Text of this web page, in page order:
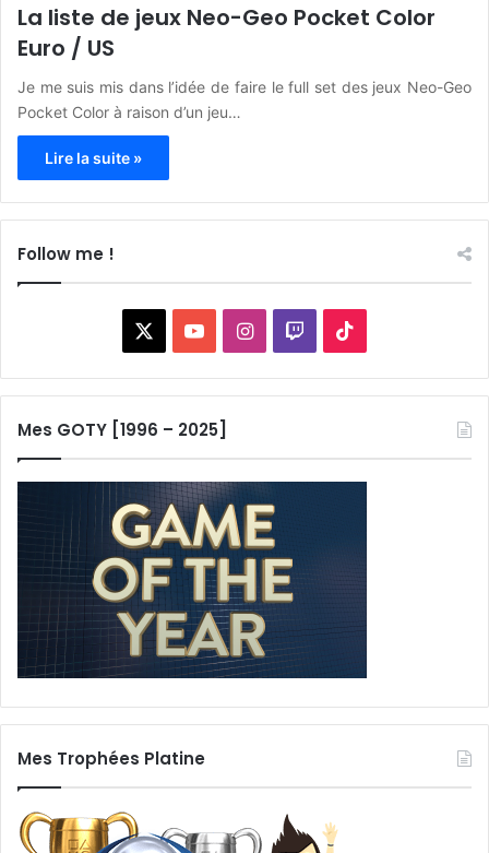
La liste de jeux Neo-Geo Pocket Color
Euro / US
Je me suis mis dans l’idée de faire le full set des jeux Neo-Geo
Pocket Color à raison d’un jeu…
Lire la suite »
Follow me !
YouTubeInstagram
Twitch
Mes GOTY [1996 – 2025]
Mes Trophées Platine